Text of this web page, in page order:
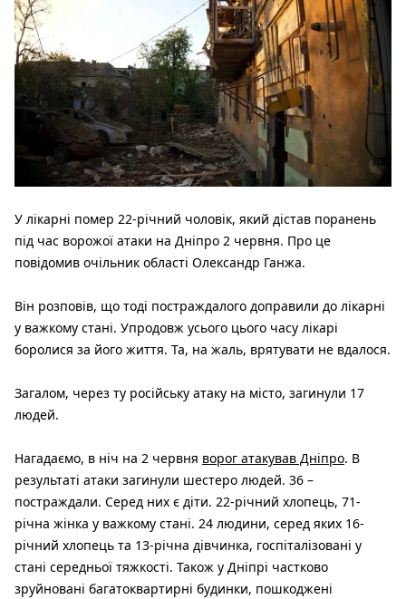
У лікарні помер 22-річний чоловік, який дістав поранень
під час ворожої атаки на Дніпро 2 червня. Про це
повідомив очільник області Олександр Ганжа.
Він розповів, що тоді постраждалого доправили до лікарні
у важкому стані. Упродовж усього цього часу лікарі
боролися за його життя. Та, на жаль, врятувати не вдалося.
Загалом, через ту російську атаку на місто, загинули 17
людей.
Нагадаємо, в ніч на 2 червня ворог атакував Дніпро. В
результаті атаки загинули шестеро людей. 36 –
постраждали. Серед них є діти. 22-річний хлопець, 71-
річна жінка у важкому стані. 24 людини, серед яких 16-
річний хлопець та 13-річна дівчинка, госпіталізовані у
стані середньої тяжкості. Також у Дніпрі частково
зруйновані багатоквартирні будинки, пошкоджені